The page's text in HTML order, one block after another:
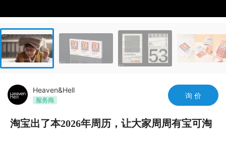
Heaven&Hell
询 价
淘宝出了本2026年周历，让大家周周有宝可淘